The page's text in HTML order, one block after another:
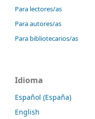
Para lectores/as
Para autores/as
Para bibliotecarios/as
Idioma
Español (España)
English